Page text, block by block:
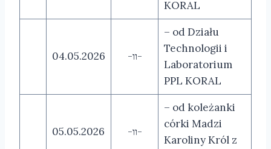
KORAL
04.05.2026 -װ-
– od Działu
Technologii i
Laboratorium
PPL KORAL
05.05.2026 -װ-
– od koleżanki
córki Madzi
Karoliny Król z